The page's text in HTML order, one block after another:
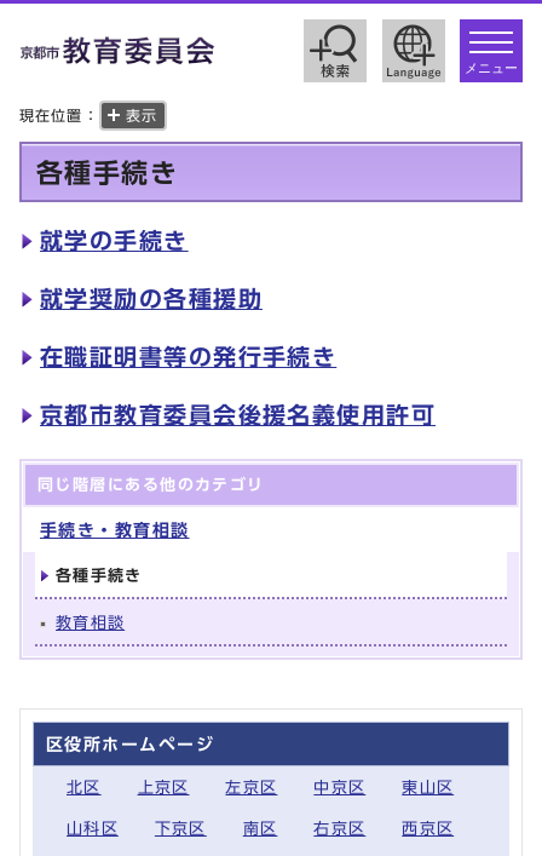
toggle
メニュー
現在位置： 表示
各種手続き
就学の手続き
就学奨励の各種援助
在職証明書等の発行手続き
京都市教育委員会後援名義使用許可
同じ階層にある他のカテゴリ
手続き・教育相談
各種手続き
教育相談
区役所ホームページ
北区 上京区 左京区 中京区 東山区
山科区 下京区 南区 右京区 西京区